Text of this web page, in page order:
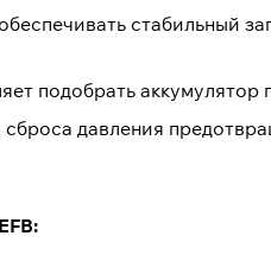
стабильный
подобрать
давления